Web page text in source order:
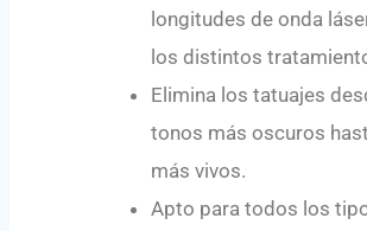
longitudes de onda
los distintos
Elimina los tatuajes
tonos más oscuros
más vivos.
Apto para todos los